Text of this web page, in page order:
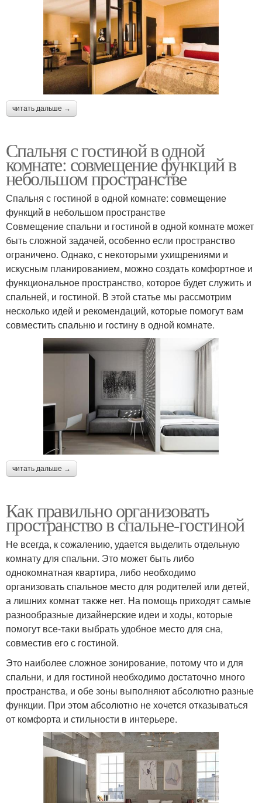
читать дальше →
Спальня с гостиной в одной
комнате: совмещение функций в
небольшом пространстве
Спальня с гостиной в одной комнате: совмещение
функций в небольшом пространстве
Совмещение спальни и гостиной в одной комнате может
быть сложной задачей, особенно если пространство
ограничено. Однако, с некоторыми ухищрениями и
искусным планированием, можно создать комфортное и
функциональное пространство, которое будет служить и
спальней, и гостиной. В этой статье мы рассмотрим
несколько идей и рекомендаций, которые помогут вам
совместить спальню и гостину в одной комнате.
читать дальше →
Как правильно организовать
пространство в спальне-гостиной
Не всегда, к сожалению, удается выделить отдельную
комнату для спальни. Это может быть либо
однокомнатная квартира, либо необходимо
организовать спальное место для родителей или детей,
а лишних комнат также нет. На помощь приходят самые
разнообразные дизайнерские идеи и ходы, которые
помогут все-таки выбрать удобное место для сна,
совместив его с гостиной.
Это наиболее сложное зонирование, потому что и для
спальни, и для гостиной необходимо достаточно много
пространства, и обе зоны выполняют абсолютно разные
функции. При этом абсолютно не хочется отказываться
от комфорта и стильности в интерьере.